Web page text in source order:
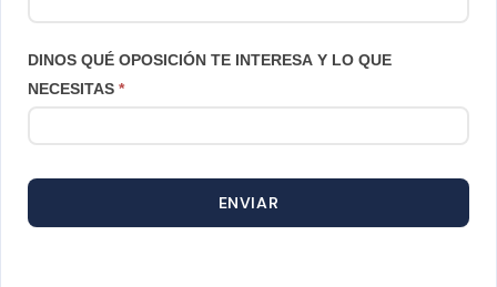
DINOS QUÉ OPOSICIÓN TE INTERESA Y LO QUE
NECESITAS *
ENVIAR